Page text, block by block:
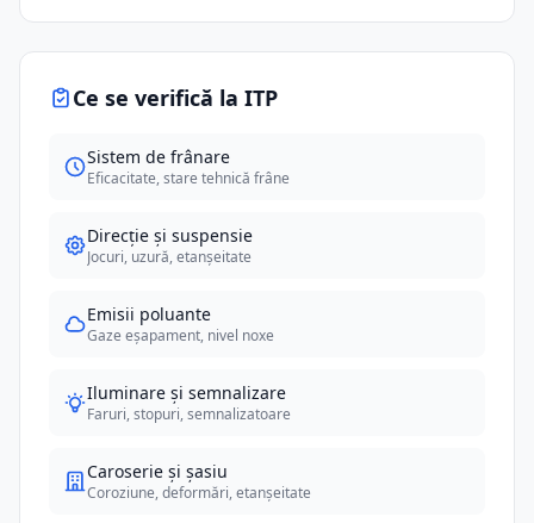
Ce se verifică la ITP
Sistem de frânare
Eficacitate, stare tehnică frâne
Direcție și suspensie
Jocuri, uzură, etanșeitate
Emisii poluante
Gaze eșapament, nivel noxe
Iluminare și semnalizare
Faruri, stopuri, semnalizatoare
Caroserie și șasiu
Coroziune, deformări, etanșeitate